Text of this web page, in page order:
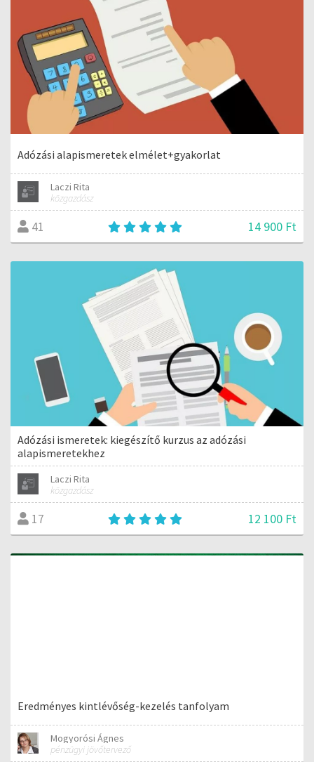
Adózási alapismeretek elmélet+gyakorlat
Laczi Rita
közgazdász
41 14 900 Ft
Adózási ismeretek: kiegészítő kurzus az adózási
alapismeretekhez
Laczi Rita
közgazdász
17 12 100 Ft
Eredményes kintlévőség-kezelés tanfolyam
Mogyorósi Ágnes
pénzügyi jövőtervező